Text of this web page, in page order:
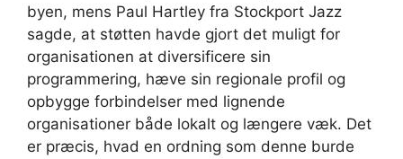
byen, mens Paul Hartley fra Stockport Jazz
sagde, at støtten havde gjort det muligt for
organisationen at diversificere sin
programmering, hæve sin regionale profil og
opbygge forbindelser med lignende
organisationer både lokalt og længere væk. Det
er præcis, hvad en ordning som denne burde